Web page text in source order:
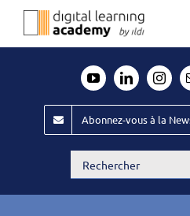
Passer
Évènements ILDI
Offres d’emploi
Abonnez-vous à la
Rechercher: